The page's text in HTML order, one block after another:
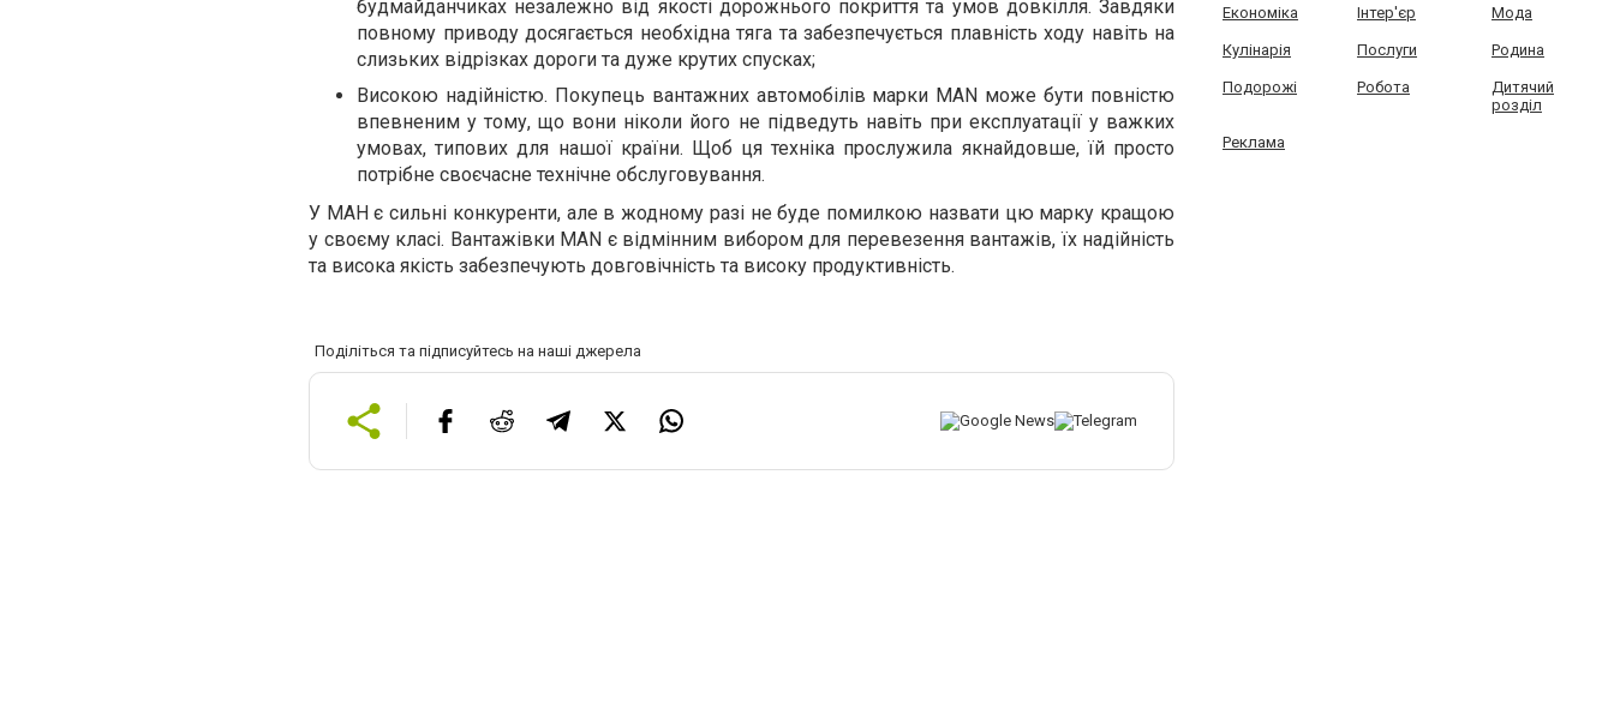
будмайданчиках незалежно від якості дорожнього покриття та умов довкілля. Завдяки
повному приводу досягається необхідна тяга та забезпечується плавність ходу навіть на
слизьких відрізках дороги та дуже крутих спусках;
Високою надійністю. Покупець вантажних автомобілів марки MAN може бути повністю
впевненим у тому, що вони ніколи його не підведуть навіть при експлуатації у важких
умовах, типових для нашої країни. Щоб ця техніка прослужила якнайдовше, їй просто
потрібне своєчасне технічне обслуговування.
У МАН є сильні конкуренти, але в жодному разі не буде помилкою назвати цю марку кращою
у своєму класі. Вантажівки MAN є відмінним вибором для перевезення вантажів, їх надійність
та висока якість забезпечують довговічність та високу продуктивність.
Поділіться та підписуйтесь на наші джерела
Економіка Інтер'єр Мода
Кулінарія Послуги Родина
Подорожі Робота
Дитячий
розділ
Реклама